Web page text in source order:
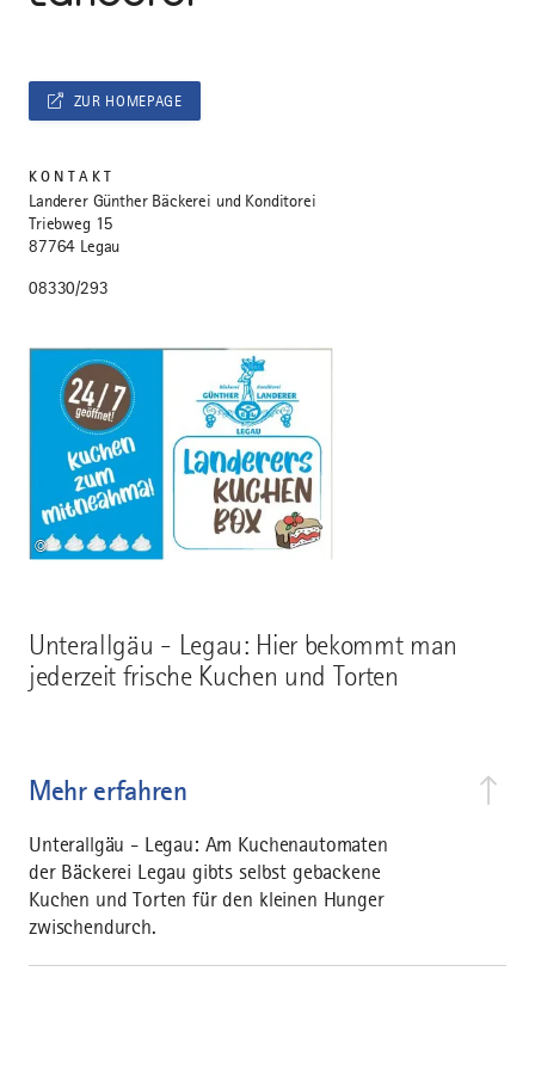
Unterallgäu - Legau: Hier bekommt man
jederzeit frische Kuchen und Torten
Mehr erfahren
Unterallgäu - Legau: Am Kuchenautomaten
der Bäckerei Legau gibts selbst gebackene
Kuchen und Torten für den kleinen Hunger
zwischendurch.
ZUR HOMEPAGE
KONTAKT
Landerer Günther Bäckerei und Konditorei
Triebweg 15
87764 Legau
08330/293
©